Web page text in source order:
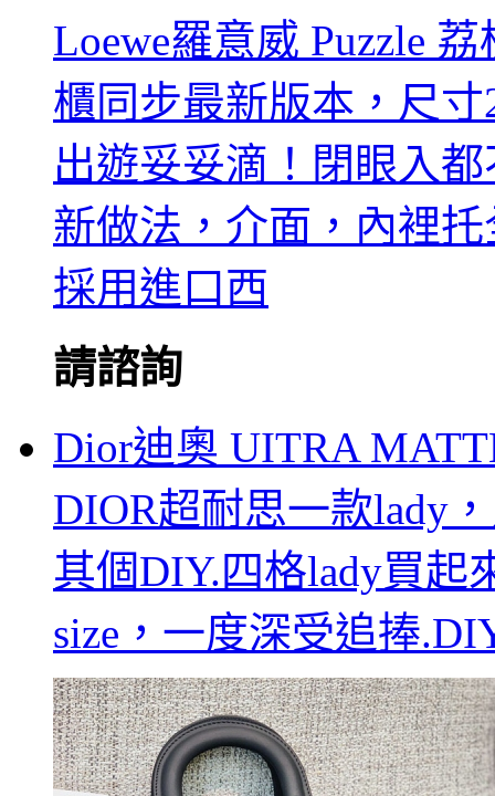
Loewe羅意威 Puzzle
櫃同步最新版本，尺
出遊妥妥滴！閉眼入
新做法，介面，內裡
採用進口西
請諮詢
Dior迪奧 UITRA
DIOR超耐思一款lady
其個DIY.四格lady買起
size，一度深受追捧